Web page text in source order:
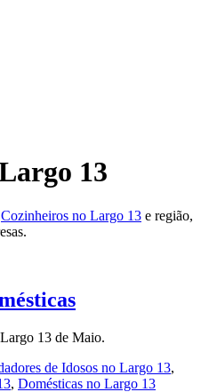
13
Cozinheiros no Largo 13 e região,
13 de Maio.
de Idosos no Largo 13,
, Domésticas no Largo 13